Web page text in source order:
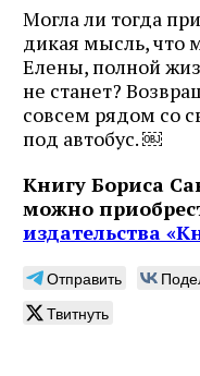
Могла ли тогда
дикая мысль, что
Елены, полной
не станет?
совсем рядом со
под автобус. ￼
Книгу Бориса
можно
издательства
Отправить
Твитнуть